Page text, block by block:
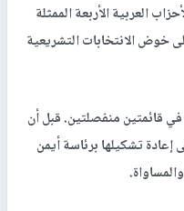
العربية الأربعة الممثلة
خوض الانتخابات التشريعية
قائمتين منفصلتين. قبل أن
تشكيلها برئاسة أيمن